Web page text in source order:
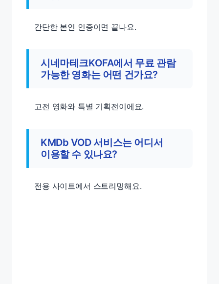
간단한 본인 인증이면 끝나요.
시네마테크KOFA에서 무료 관람
가능한 영화는 어떤 건가요?
고전 영화와 특별 기획전이에요.
KMDb VOD 서비스는 어디서
이용할 수 있나요?
전용 사이트에서 스트리밍해요.